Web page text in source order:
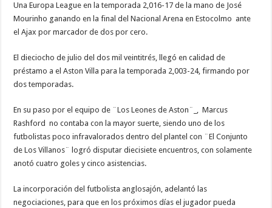
Una Europa League en la temporada 2,016-17 de la mano de José
Mourinho ganando en la final del Nacional Arena en Estocolmo ante
el Ajax por marcador de dos por cero.
El dieciocho de julio del dos mil veintitrés, llegó en calidad de
préstamo a el Aston Villa para la temporada 2,003-24, firmando por
dos temporadas.
En su paso por el equipo de ¨Los Leones de Aston¨_, Marcus
Rashford no contaba con la mayor suerte, siendo uno de los
futbolistas poco infravalorados dentro del plantel con ¨El Conjunto
de Los Villanos¨ logró disputar diecisiete encuentros, con solamente
anotó cuatro goles y cinco asistencias.
La incorporación del futbolista anglosajón, adelantó las
negociaciones, para que en los próximos días el jugador pueda